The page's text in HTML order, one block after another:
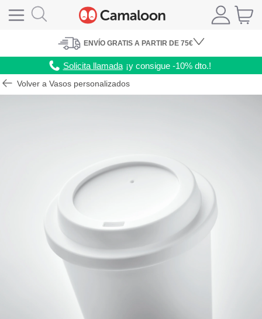
ENVÍO GRATIS A PARTIR DE 75€
Solicita llamada ¡y consigue -10% dto.!
Volver a Vasos personalizados